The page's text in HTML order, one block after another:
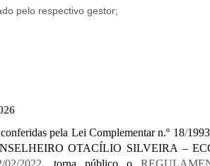
pelo respectivo gestor;
pela Lei Complementar n.º 18/
OTACÍLIO SILVEIRA –
2022, torna público o